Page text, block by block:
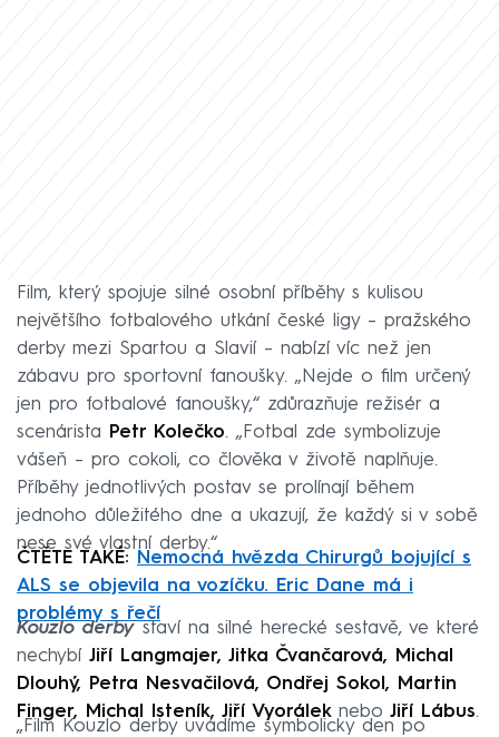
Film, který spojuje silné osobní příběhy s kulisou
největšího fotbalového utkání české ligy – pražského
derby mezi Spartou a Slavií – nabízí víc než jen
zábavu pro sportovní fanoušky. „Nejde o film určený
jen pro fotbalové fanoušky,“ zdůrazňuje režisér a
scenárista
Petr Kolečko. „Fotbal zde symbolizuje
vášeň – pro cokoli, co člověka v životě naplňuje.
Příběhy jednotlivých postav se prolínají během
jednoho důležitého dne a ukazují, že každý si v sobě
nese své vlastní derby.“
ČTĚTE TAKÉ:
Nemocná hvězda Chirurgů bojující s
ALS se objevila na vozíčku. Eric Dane má i
problémy s řečí
Kouzlo derby staví na silné herecké sestavě, ve které
nechybí Jiří Langmajer, Jitka Čvančarová, Michal
Dlouhý, Petra Nesvačilová, Ondřej Sokol, Martin
Finger, Michal Isteník, Jiří Vyorálek nebo Jiří Lábus.
„Film Kouzlo derby uvádíme symbolicky den po